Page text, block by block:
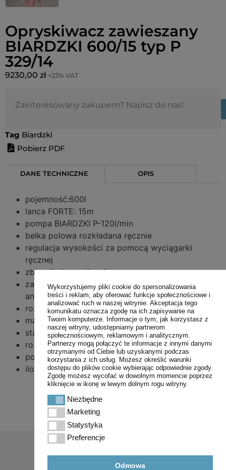
Wykorzystujemy pliki cookie do spersonalizowania
treści i reklam, aby oferować funkcje społecznościowe i
analizować ruch w naszej witrynie. Akceptacja tego
komunikatu oznacza zgodę na ich zapisywanie na
Twoim komputerze. Informacje o tym, jak korzystasz z
naszej witryny, udostępniamy partnerom
społecznościowym, reklamowym i analitycznym.
Partnerzy mogą połączyć te informacje z innymi danymi
otrzymanymi od Ciebie lub uzyskanymi podczas
korzystania z ich usług. Możesz określić warunki
dostępu do plików cookie wybierając odpowiednie zgody.
Zgodę możesz wycofać w dowolnym momencie poprzez
kliknięcie w ikonę w lewym dolnym rogu witryny.
NiezbędneNiezbędne
MarketingMarketing
StatystykaStatystyka
PreferencjePreferencje
Odmowa
Opryskiwacz zawieszany
BIARDZKI 600/15 typ P
329/14
9230,00 zł +23% VAT
Zainteresowany zakupem? Napisz do nas!
Tag Biardzki
Pobierz PDF
DANE TECHNICZNE OPIS
pojemność:600l
lanca FORTE: 15m
pompa BIARDZKI P-120l/min
belka polowa rozkładana ręcznie
regulacja wysokości za pomocą wyciągarki
ręcznej
zbiornik do mycia rąk
zabezpieczenie ramy oraz belki farbą
antykorozyjną
rozdzielacz FERMO
manometr glicerynowy
stabilizacja belki mechaniczna
rozkładanie belki mechanicznie
podnoszenie belki mechaniczne
ilość sekcji cieczowych 5